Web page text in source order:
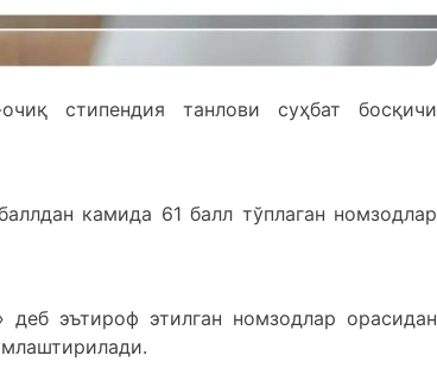
стипендия танлови суҳбат босқичи
камида 61 балл тўплаган номзодлар
деб эътироф этилган номзодлар орасидан